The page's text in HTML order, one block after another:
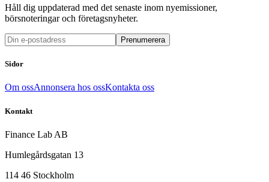
Håll dig uppdaterad med det senaste inom nyemissioner,
börsnoteringar och företagsnyheter.
Prenumerera
Sidor
Om ossAnnonsera hos ossKontakta oss
Kontakt
Finance Lab AB
Humlegårdsgatan 13
114 46 Stockholm